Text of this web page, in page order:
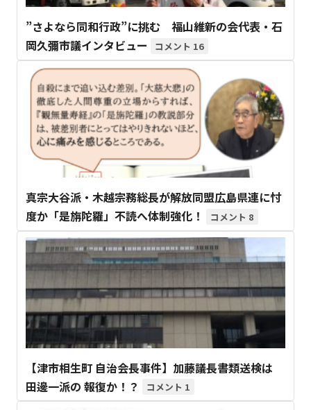
”さよなら同和行政”に挑む 福山維新の会代表・石
岡久彌市議インタビュー
16
真宗大谷派・木越宗務総長が解放同盟広島県連に忖
度か「是旃陀羅」不読へ体制強化！
8
【津市相生町 自治会長事件】加藤議長書類送検は
田邊一派の 報復か！？
1